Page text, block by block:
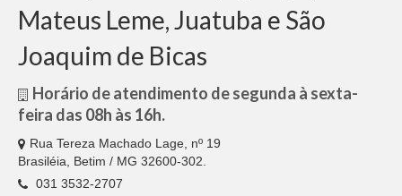
Saúde do Trabalhador
Formação Política
Mulheres Trabalhadoras
Vídeos
Mateus Leme, Juatuba e São
Joaquim de Bicas
Horário de atendimento de segunda à sexta-
feira das 08h às 16h.
Rua Tereza Machado Lage, nº 19
Brasiléia, Betim / MG 32600-302.
031 3532-2707